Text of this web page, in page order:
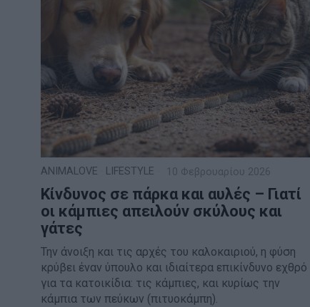
ANIMALOVE LIFESTYLE 10 Φεβρουαρίου 2026
Κίνδυνος σε πάρκα και αυλές – Γιατί
οι κάμπιες απειλούν σκύλους και
γάτες
Την άνοιξη και τις αρχές του καλοκαιριού, η φύση
κρύβει έναν ύπουλο και ιδιαίτερα επικίνδυνο εχθρό
για τα κατοικίδια: τις κάμπιες, και κυρίως την
κάμπια των πεύκων (πιτυοκάμπη).